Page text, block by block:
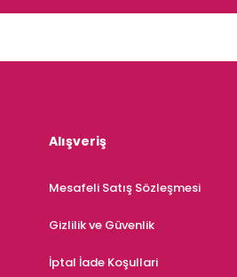
Alışveriş
Mesafeli Satış Sözleşmesi
Gizlilik ve Güvenlik
İptal İade Koşullari